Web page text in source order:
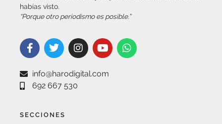
habías visto.
“Porque otro periodismo es posible.”
info@harodigital.com
692 667 530
SECCIONES